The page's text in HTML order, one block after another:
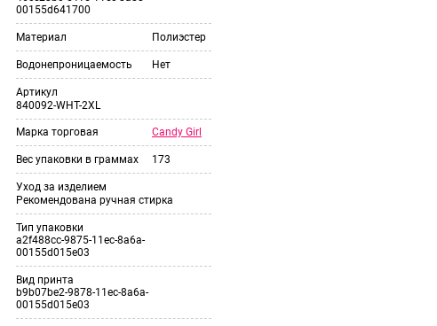
00155d641700
Материал Полиэстер
Водонепроницаемость Нет
Артикул
840092-WHT-2XL
Марка торговая Candy Girl
Вес упаковки в граммах 173
Уход за изделием
Рекомендована ручная стирка
Тип упаковки
a2f488cc-9875-11ec-8a6a-
00155d015e03
Вид принта
b9b07be2-9878-11ec-8a6a-
00155d015e03